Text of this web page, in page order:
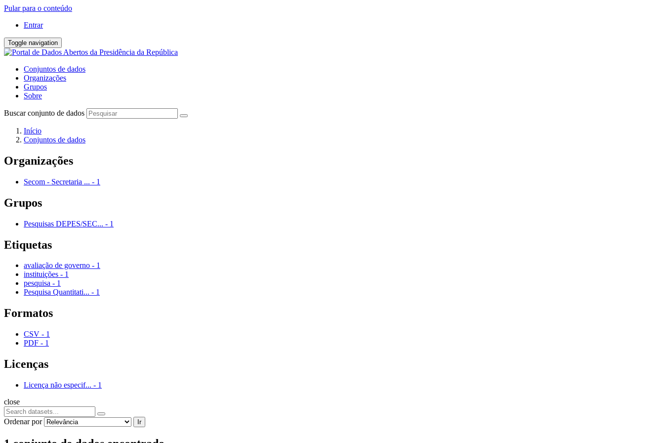
Pular para o conteúdo
Entrar
Toggle navigation
Conjuntos de dados
Organizações
Grupos
Sobre
Buscar conjunto de dados
Início
Conjuntos de dados
Organizações
Secom - Secretaria ... - 1
Grupos
Pesquisas DEPES/SEC... - 1
Etiquetas
avaliação de governo - 1
instituições - 1
pesquisa - 1
Pesquisa Quantitati... - 1
Formatos
CSV - 1
PDF - 1
Licenças
Licença não especif... - 1
close
Ordenar por Ir